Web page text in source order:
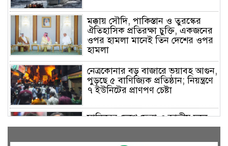
মক্কায় সৌদি, পাকিস্তান ও তুরস্কের
ঐতিহাসিক প্রতিরক্ষা চুক্তি, একজনের
ওপর হামলা মানেই তিন দেশের ওপর
হামলা
নেত্রকোনার বড় বাজারে ভয়াবহ আগুন,
পুড়ছে ৫ বাণিজ্যিক প্রতিষ্ঠান; নিয়ন্ত্রণে
৭ ইউনিটের প্রাণপণ চেষ্টা
সাকিবের দেশে ফেরা ও জাতীয় দলে
ফেরার সম্ভাবনা নেই, ইঙ্গিত ক্রীড়া